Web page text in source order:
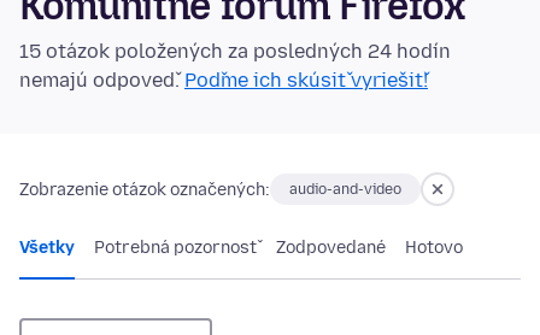
15 otázok položených za posledných 24 hodín
nemajú odpoveď.Poďme ich skúsiť vyriešiť!
Zobrazenie otázok označených: audio-and-video
Všetky Potrebná pozornosť Zodpovedané Hotovo